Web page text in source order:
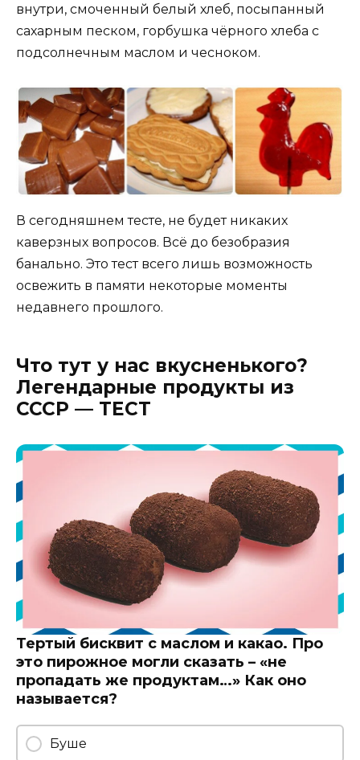
внутри, смоченный белый хлеб, посыпанный
сахарным песком, горбушка чёрного хлеба с
подсолнечным маслом и чесноком.
В сегодняшнем тесте, не будет никаких
каверзных вопросов. Всё до безобразия
банально. Это тест всего лишь возможность
освежить в памяти некоторые моменты
недавнего прошлого.
Что тут у нас вкусненького?
Легендарные продукты из
СССР — ТЕСТ
Тертый бисквит с маслом и какао. Про
это пирожное могли сказать – «не
пропадать же продуктам…» Как оно
называется?
Буше